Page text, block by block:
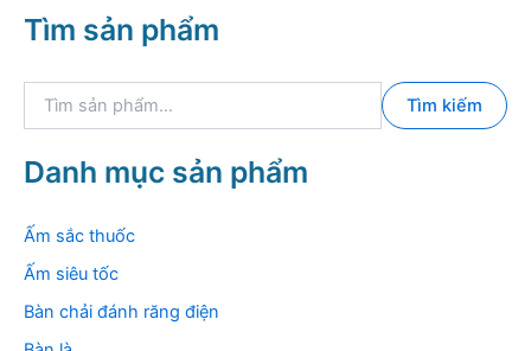
Tìm sản phẩm
k
i
m
Tìm kiếm
Danh mục sản phẩm
Ấm sắc thuốc
Ấm siêu tốc
Bàn chải đánh răng điện